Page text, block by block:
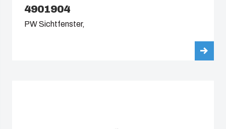
4901904
PW Sichtfenster,